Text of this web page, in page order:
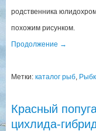
родственника
похожим рисунком.
Продолжение →
Метки: каталог рыб,
Красный
цихлида-